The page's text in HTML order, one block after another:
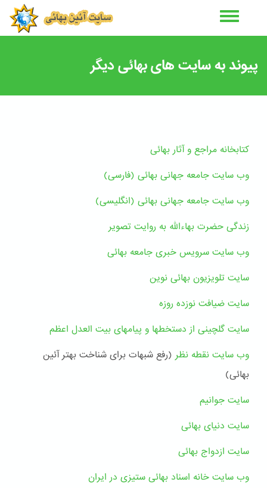
پیوند به سایت های بهائی دیگر
کتابخانه مراجع و آثار بهائی
وب سایت جامعه جهانی بهائی (فارسی)
وب سایت جامعه جهانی بهائی (انگلیسی)
زندگی حضرت بهاءالله به روایت تصویر
وب سایت سرویس خبری جامعه بهائی
سایت تلویزیون بهائی نوین
سایت ضیافت نوزده روزه
سايت گلچینی از دستخطها و پیامهای بیت العدل اعظم
وب سایت نقطه نظر (رفع شبهات برای شناخت بهتر آئین
بهائی)
سایت جوانیم
سایت دنیای بهائی
سایت ازدواج بهائی
وب سایت خانه اسناد بهائی ستیزی در ایران